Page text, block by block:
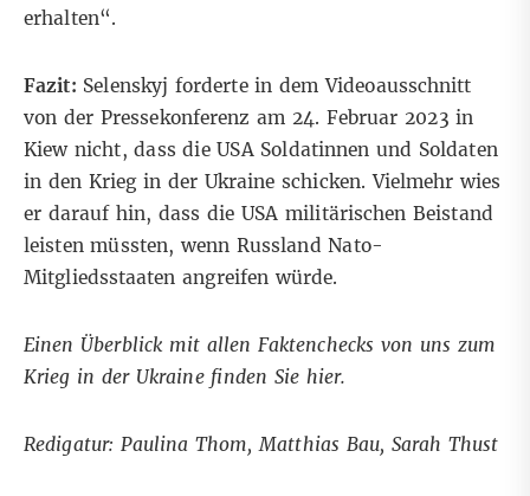
erhalten“.
Fazit: Selenskyj forderte in dem Videoausschnitt
von der Pressekonferenz am 24. Februar 2023 in
Kiew nicht, dass die USA Soldatinnen und Soldaten
in den Krieg in der Ukraine schicken. Vielmehr wies
er darauf hin, dass die USA militärischen Beistand
leisten müssten, wenn Russland Nato-
Mitgliedsstaaten angreifen würde.
Einen Überblick mit allen Faktenchecks von uns zum
Krieg in der Ukraine finden Sie hier.
Redigatur: Paulina Thom, Matthias Bau, Sarah Thust